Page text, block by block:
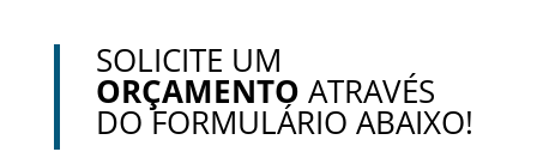
SOLICITE UM
ORÇAMENTO ATRAVÉS
DO FORMULÁRIO ABAIXO!